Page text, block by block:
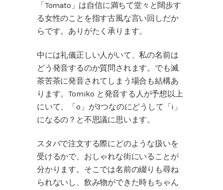
「Tomato」は自信に満ちて堂々と闊歩す
る女性のことを指す古風な言い回しだか
らです。ありがたく承ります。
中には礼儀正しい人がいて、私の名前は
どう発音するのか質問されます。でも滅
茶苦茶に発音されてしまう場合も結構あ
ります。Tomiko と発音する人が予想以上
にいて、「o」が3つなのにどうして「i」
になるの？と不思議に思います。
スタバで注文する際にどのような扱いを
受けるかで、おしゃれな街にいることが
分かります。そこでは名前の綴りも尋ね
られないし、飲み物ができた時もちゃん